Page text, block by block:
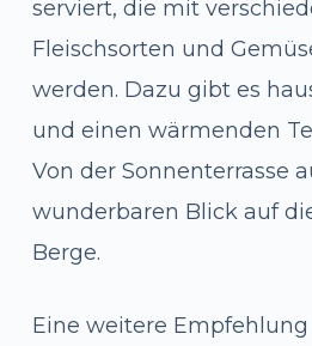
serviert, die mit
Fleischsorten und
werden. Dazu gibt es
und einen wärmenden
Von der Sonnenterrasse
wunderbaren Blick auf
Berge.
Eine weitere